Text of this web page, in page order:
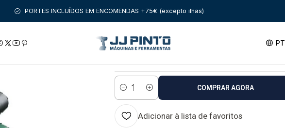
PT
PORTES INCLUÍDOS EM ENCOMENDAS +75€ (excepto ilhas)
PRODUTOS FERRAMENTAS BRICOLAGE Serra circular PKS 55 BOSCH
Serra circular PKS 55 BOSCH
Estado: Envio em 48 a 96 horas úteis
Quantidade
COMPRAR AGORA
Adicionar à lista de favoritos